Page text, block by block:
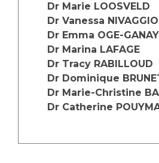
Pôle Médecine Physique et
Accueil sourds et
Charte Romain Jacob
Mouvement Parcours Handicap
Activité physique
Cancer
Professionnels de
Adresser un patient
Réseaux de soins
Adresser un examen au
Médicale
Radiologie / Imagerie
Les pôles d'activité médicale
Dr Marie LOOSVELD
Dr Vanessa
Dr Emma OGE-
Dr Marina LAFAGE
Dr Tracy RABILLOUD
Dr Dominique
Dr Marie-Christine
Dr Catherine